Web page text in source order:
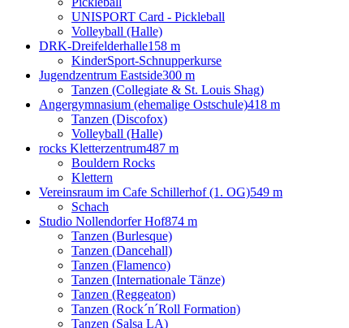
UNISPORT Card - Pickleball
Volleyball (Halle)
DRK-Dreifelderhalle158 m
KinderSport-Schnupperkurse
Jugendzentrum Eastside300 m
Tanzen (Collegiate & St. Louis Shag)
Angergymnasium (ehemalige Ostschule)418 m
Tanzen (Discofox)
Volleyball (Halle)
rocks Kletterzentrum487 m
Bouldern Rocks
Klettern
Vereinsraum im Cafe Schillerhof (1. OG)549 m
Schach
Studio Nollendorfer Hof874 m
Tanzen (Burlesque)
Tanzen (Dancehall)
Tanzen (Flamenco)
Tanzen (Internationale Tänze)
Tanzen (Reggeaton)
Tanzen (Rock´n´Roll Formation)
Tanzen (Salsa LA)